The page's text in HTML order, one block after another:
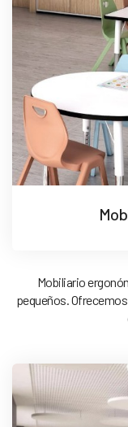
Mobiliario
pequeños.